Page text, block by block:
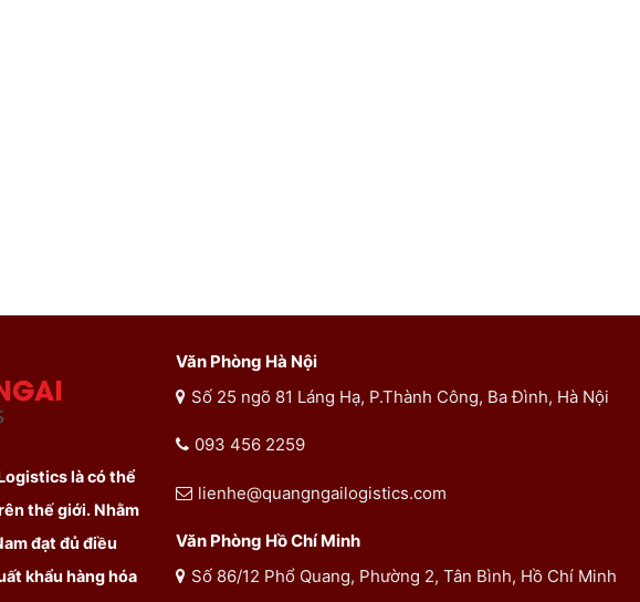
là có thể
thế giới. Nhằm
đạt đủ điều
khẩu hàng hóa
Văn Phòng Hà Nội
Số 25 ngõ 81 Láng Hạ, P.Thành Công, Ba Đình, Hà Nội
093 456 2259
lienhe@quangngailogistics.com
Văn Phòng Hồ Chí Minh
Số 86/12 Phổ Quang, Phường 2, Tân Bình, Hồ Chí Minh